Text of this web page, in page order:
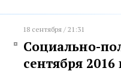
18 сентября / 21:31
Социально-
сентября 2016